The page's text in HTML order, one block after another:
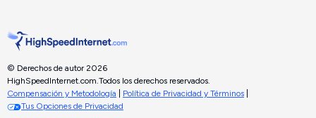
© Derechos de autor 2026
HighSpeedInternet.com. Todos los derechos reservados.
Compensación y Metodología
Política de Privacidad y Términos
Tus Opciones de Privacidad